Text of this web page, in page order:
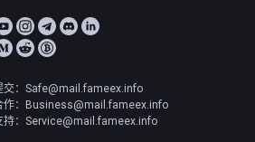
交：Safe@mail.fameex.info
作：Business@mail.fameex.info
持：Service@mail.fameex.info